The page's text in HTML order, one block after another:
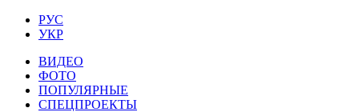
РУС
УКР
ВИДЕО
ФОТО
ПОПУЛЯРНЫЕ
СПЕЦПРОЕКТЫ